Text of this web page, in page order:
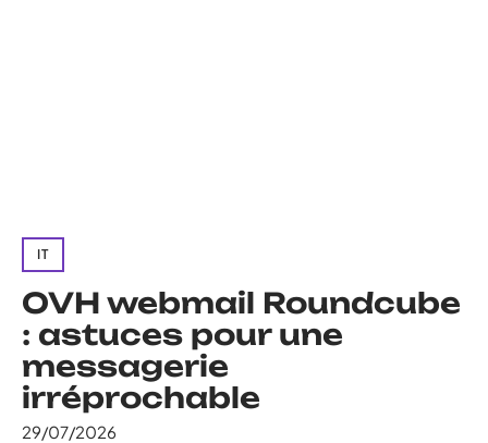
IT
OVH webmail Roundcube
: astuces pour une
messagerie
irréprochable
29/07/2026